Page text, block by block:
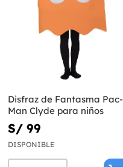
Disfraz de Fantasma Pac-
Man Clyde para niños
S/ 99
DISPONIBLE